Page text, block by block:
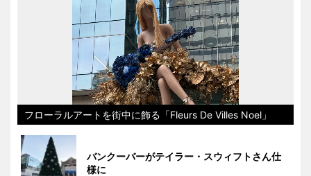
フローラルアートを街中に飾る「Fleurs De Villes Noel」
バンクーバーがテイラー・スウィフトさん仕
様に